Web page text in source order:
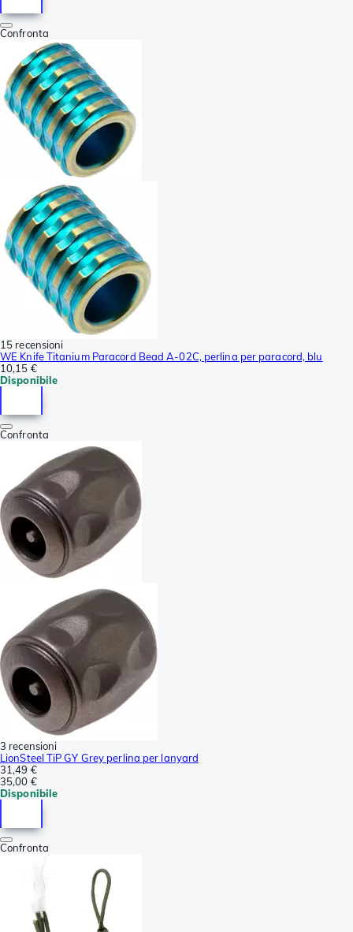
Confronta
15 recensioni
WE Knife Titanium Paracord Bead A-02C, perlina per paracord, blu
10,15 €
Disponibile
Confronta
3 recensioni
LionSteel TiP GY Grey perlina per lanyard
31,49 €
35,00 €
Disponibile
Confronta